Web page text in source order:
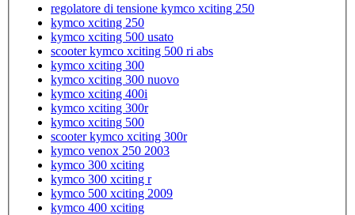
regolatore di tensione kymco xciting 250
kymco xciting 250
kymco xciting 500 usato
scooter kymco xciting 500 ri abs
kymco xciting 300
kymco xciting 300 nuovo
kymco xciting 400i
kymco xciting 300r
kymco xciting 500
scooter kymco xciting 300r
kymco venox 250 2003
kymco 300 xciting
kymco 300 xciting r
kymco 500 xciting 2009
kymco 400 xciting